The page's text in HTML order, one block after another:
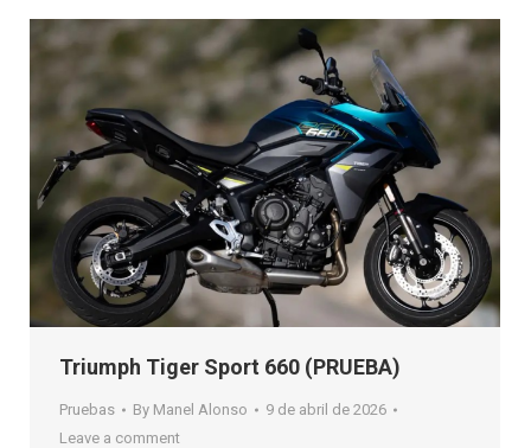
Triumph Tiger Sport 660 (PRUEBA)
Pruebas By Manel Alonso
9 de abril de 2026
Leave a comment